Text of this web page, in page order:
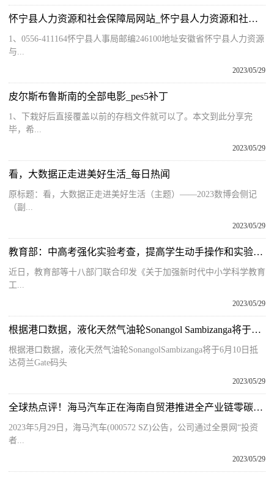
怀宁县人力资源和社会保障局网站_怀宁县人力资源和社会保障局
1、0556-411164怀宁县人事局邮编246100地址安徽省怀宁县人力资源
与...
2023/05/29
皮尔斯布鲁斯南的全部电影_pes5补丁
1、下栽好后直接覆盖以前的存档文件就可以了。本文到此分享完
毕，希...
2023/05/29
看，大数据正走进美好生活_每日热闻
原标题：看，大数据正走进美好生活（主题）——2023数博会侧记
（副...
2023/05/29
教育部：中高考强化实验考查，提高学生动手操作和实验能力 今日热门
近日，教育部等十八部门联合印发《关于加强新时代中小学科学教育
工...
2023/05/29
根据港口数据，液化天然气油轮Sonangol Sambizanga将于6月10日抵达荷兰Gate码头-天天热资讯
根据港口数据，液化天然气油轮SonangolSambizanga将于6月10日抵
达荷兰Gate码头
2023/05/29
全球热点评！海马汽车正在海南自贸港推进全产业链零碳排放绿色汽车生态体建设
2023年5月29日，海马汽车(000572 SZ)公告，公司通过全景网“投资
者...
2023/05/29